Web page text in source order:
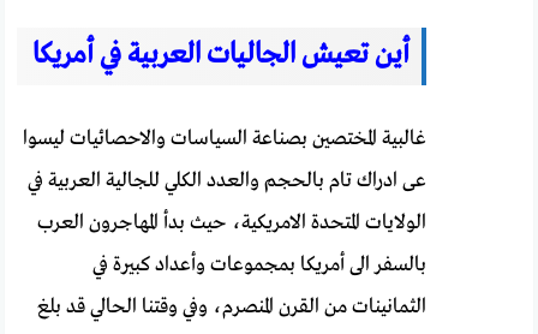
أين تعيش الجاليات العربية في أمريكا
غالبية المختصين بصناعة السياسات والاحصائيات ليسوا
عى ادراك تام بالحجم والعدد الكلي للجالية العربية في
الولايات المتحدة الامريكية، حيث بدأ المهاجرون العرب
بالسفر الى أمريكا بمجموعات وأعداد كبيرة في
الثمانينات من القرن المنصرم، وفي وقتنا الحالي قد بلغ